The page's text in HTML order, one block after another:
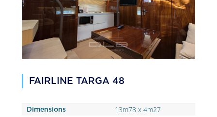
FAIRLINE TARGA 48
Dimensions 13m78 x 4m27